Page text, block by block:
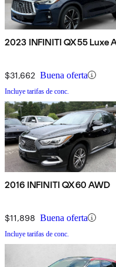
2023 INFINITI QX55 Luxe
$31,662 Buena oferta
Incluye tarifas de conc.
2016 INFINITI QX60 AWD
$11,898 Buena oferta
Incluye tarifas de conc.